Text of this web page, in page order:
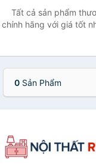
Tất cả sản phẩm
chính hãng với giá tốt
0 Sản Phẩm